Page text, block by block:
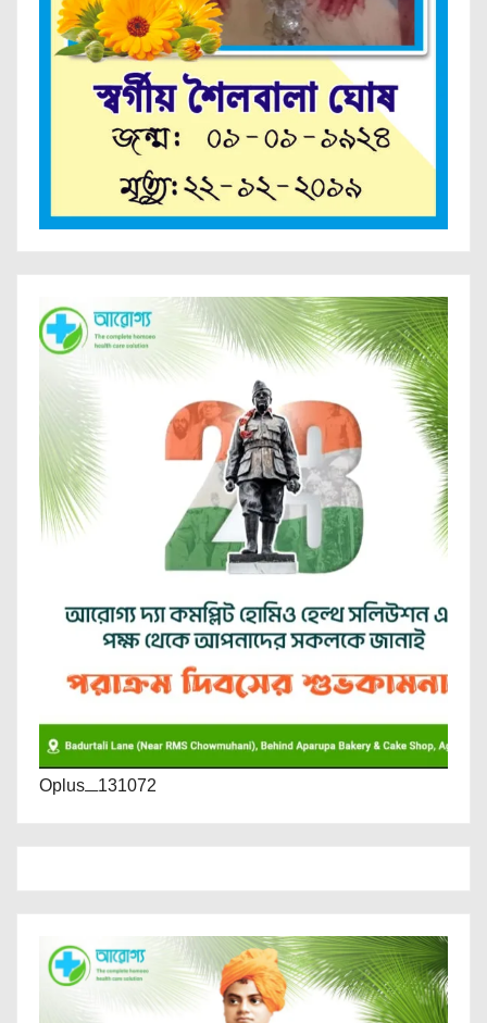
Oplus_131072